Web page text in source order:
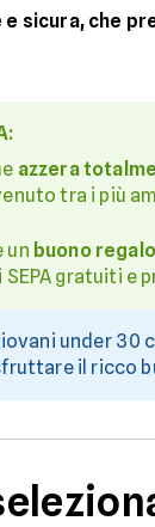
e sicura, che
azzera
tra i più
un buono
gratuiti
under 30
il ricco